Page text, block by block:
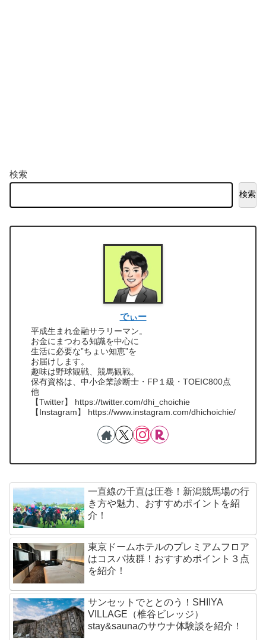
検索
検索
でぃー
平成生まれ金融サラリーマン。
お金にまつわる知識を中心に
生活に必要な”ちょい知恵”を
お届けします。
趣味は野球観戦、競馬観戦。
保有資格は、中小企業診断士・FP１級・TOEIC800点
他
【Twitter】 https://twitter.com/dhi_choichie
【Instagram】 https://www.instagram.com/dhichoichie/
一直線の千直は圧巻！新潟競馬場の行
き方や魅力、おすすめポイントを紹
介！
東京ドームホテルのプレミアムフロア
はコスパ抜群！おすすめポイント３点
を紹介！
サンセットでととのう！SHIIYA
VILLAGE（椎谷ビレッジ）
stay&saunaのサウナ体験談を紹介！